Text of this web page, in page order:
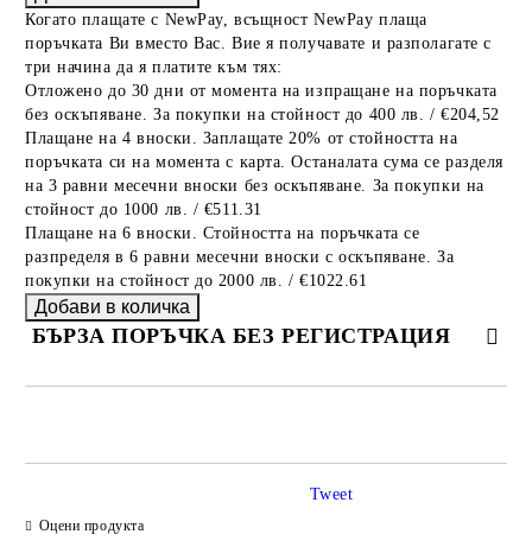
Когато плащате с NewPay, всъщност NewPay плаща
поръчката Ви вместо Вас. Вие я получавате и разполагате с
три начина да я платите към тях:
Отложено до 30 дни от момента на изпращане на поръчката
без оскъпяване. За покупки на стойност до 400 лв. / €204,52
Плащане на 4 вноски. Заплащате 20% от стойността на
поръчката си на момента с карта. Останалата сума се разделя
на 3 равни месечни вноски без оскъпяване. За покупки на
стойност до 1000 лв. / €511.31
Плащане на 6 вноски. Стойността на поръчката се
разпределя в 6 равни месечни вноски с оскъпяване. За
покупки на стойност до 2000 лв. / €1022.61
БЪРЗА ПОРЪЧКА БЕЗ РЕГИСТРАЦИЯ
Ние ще се свържем с вас в рамките на работния ден.
Оцени продукта
Tweet